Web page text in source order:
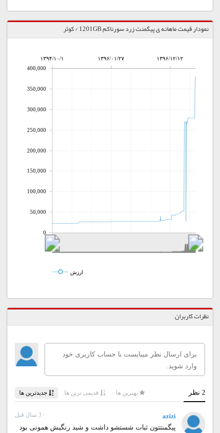
نمودار قیمت ماهانه ی پیگمنت زرد سورناکم 1201GB / کوثر
۱۳۹۴/۱۰/۱ ۱۳۹۶/۰۱/۲۷ ۱۳۹۶/۱۲/۱۲
0
50,000
100,000
150,000
200,000
250,000
300,000
350,000
400,000
ارزش
نظرات کاربران